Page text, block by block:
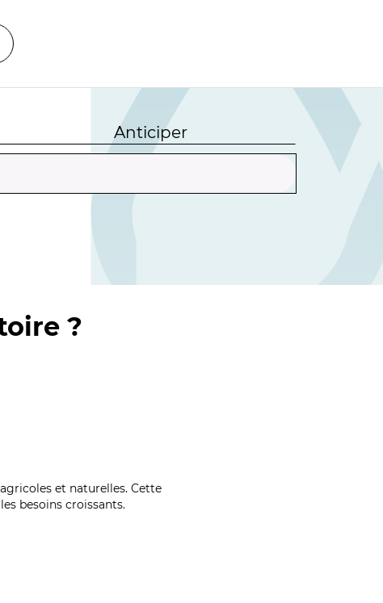
Anticiper
?
et naturelles. Cette
besoins croissants.